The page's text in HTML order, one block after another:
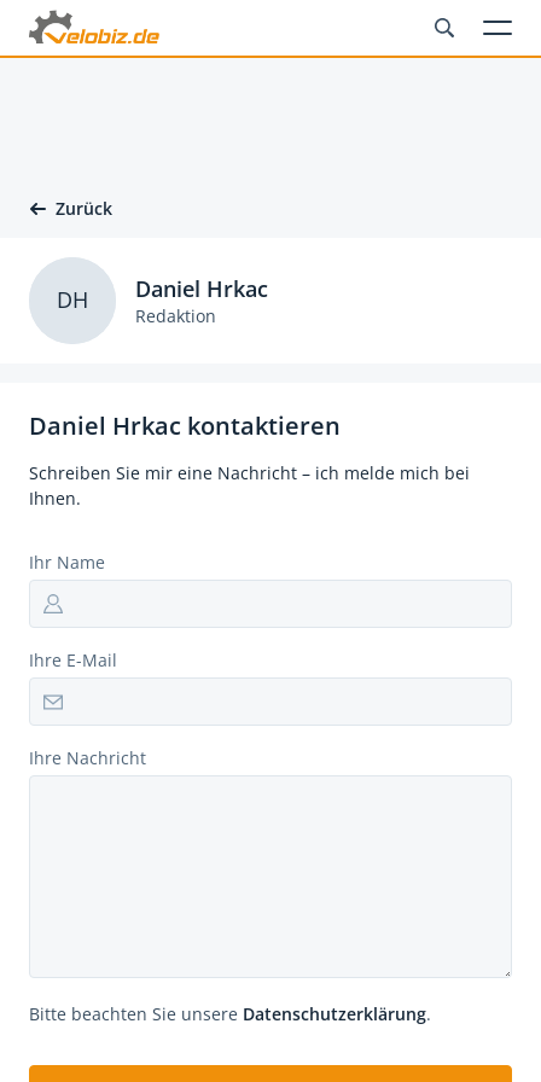
Zurück
Daniel Hrkac kontaktieren
Schreiben Sie mir eine Nachricht – ich melde mich bei
Ihnen.
Ihr Name
Ihre E-Mail
Ihre Nachricht
Bitte beachten Sie unsere Datenschutzerklärung.
DH Daniel Hrkac
Redaktion